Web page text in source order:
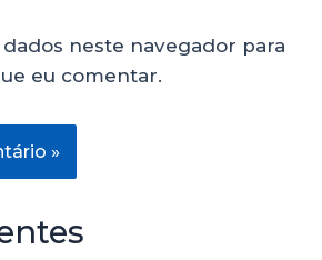
neste navegador para
eu comentar.